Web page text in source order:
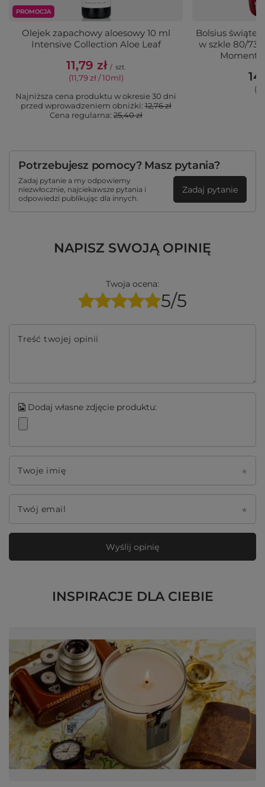
PROMOCJA
Olejek zapachowy aloesowy 10 ml
Intensive Collection Aloe Leaf
11,79 zł / szt.
(11,79 zł / 10ml)
Najniższa cena produktu w okresie 30 dni
przed wprowadzeniem obniżki:12,76 zł
Cena regularna:25,40 zł
Bolsius
w szkle 80/73
Moments
Potrzebujesz pomocy? Masz pytania?
Zadaj pytanie a my odpowiemy
niezwłocznie, najciekawsze pytania i
odpowiedzi publikując dla innych.
Zadaj pytanie
NAPISZ SWOJĄ OPINIĘ
Twoja ocena:
5/5
Treść twojej opinii
Dodaj własne zdjęcie produktu:
Twoje imię
Twój email
Wyślij opinię
INSPIRACJE DLA CIEBIE